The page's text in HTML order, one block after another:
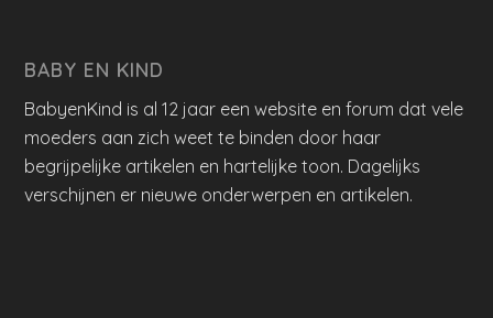
BABY EN KIND
BabyenKind is al 12 jaar een website en forum dat vele
moeders aan zich weet te binden door haar
begrijpelijke artikelen en hartelijke toon. Dagelijks
verschijnen er nieuwe onderwerpen en artikelen.